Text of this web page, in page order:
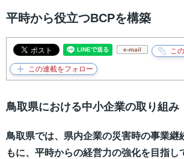
平時から役立つBCPを構築
e-mail
鳥取県における中小企業の取り組み
鳥取県では、県内企業の災害時の事業継
もに、平時からの経営力の強化を目指し